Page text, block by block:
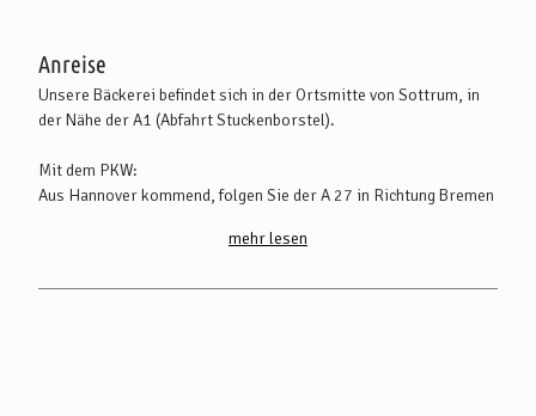
Anreise
Unsere Bäckerei befindet sich in der Ortsmitte von Sottrum, in
der Nähe der A1 (Abfahrt Stuckenborstel).
Mit dem PKW:
Aus Hannover kommend, folgen Sie der A 27 in Richtung Bremen
schließlich aus Bremen oder Hamburg kommend über die A 1
Rotenburg (Wümme).
mehr lesen